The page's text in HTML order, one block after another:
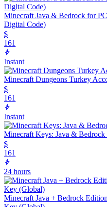
Minecraft Java & Bedrock for
Digital Code)
$
161
Instant
Minecraft Dungeons Turkey
$
161
Instant
Minecraft Keys: Java &
$
161
24 hours
Minecraft Java + Bedrock